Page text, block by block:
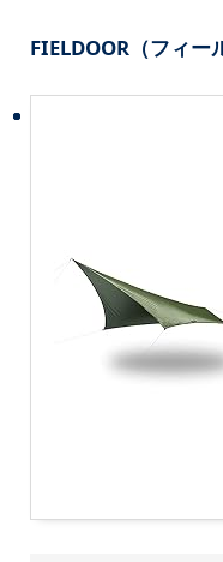
FIELDOOR（フィー